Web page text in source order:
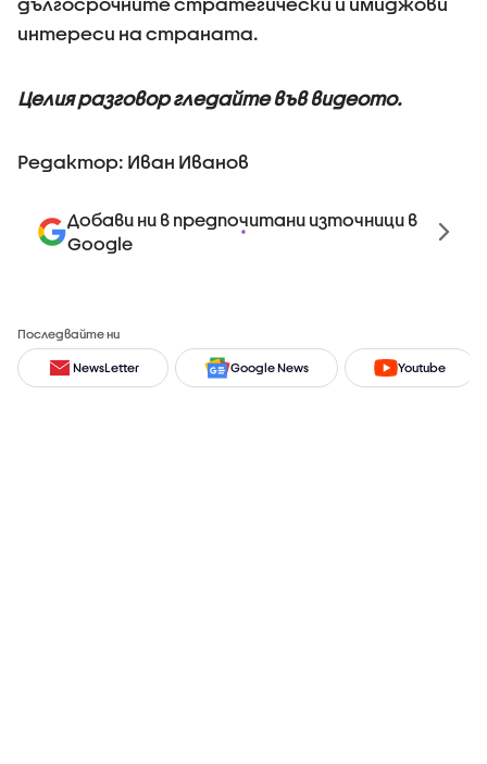
интереси на страната.
Целия разговор гледайте във видеото.
Редактор: Иван Иванов
Добави ни в предпочитани източници в
Google
Последвайте ни
NewsLetter Google News Youtube